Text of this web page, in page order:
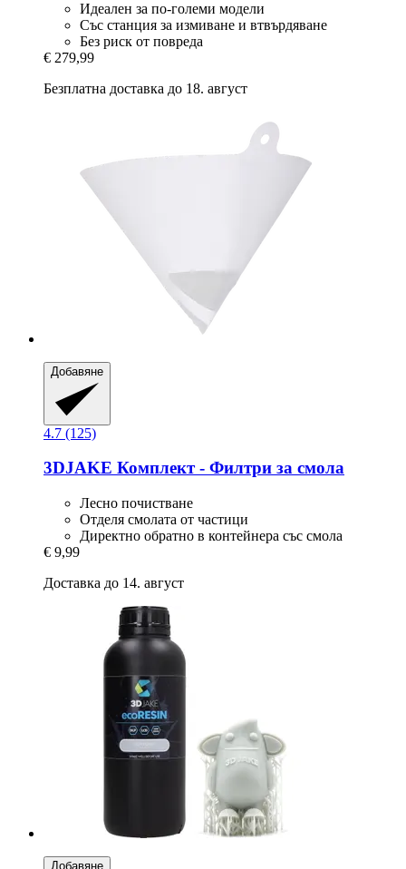
Идеален за по-големи модели
Със станция за измиване и втвърдяване
Без риск от повреда
€ 279,99
Безплатна доставка до 18. август
Добавяне
4.7 (125)
3DJAKE Комплект -​ Филтри за смола
Лесно почистване
Отделя смолата от частици
Директно обратно в контейнера със смола
€ 9,99
Доставка до 14. август
Добавяне